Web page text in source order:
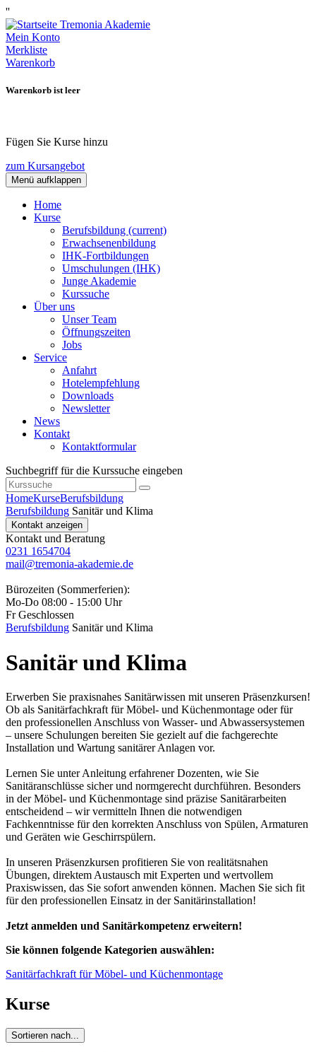
''
Mein Konto
Merkliste
Warenkorb
Warenkorb ist leer
Fügen Sie Kurse hinzu
zum Kursangebot
Menü aufklappen
Home
Kurse
Berufsbildung (current)
Erwachsenenbildung
IHK-Fortbildungen
Umschulungen (IHK)
Junge Akademie
Kurssuche
Über uns
Unser Team
Öffnungszeiten
Jobs
Service
Anfahrt
Hotelempfehlung
Downloads
Newsletter
News
Kontakt
Kontaktformular
Suchbegriff für die Kurssuche eingeben
HomeKurseBerufsbildung
Berufsbildung Sanitär und Klima
Kontakt anzeigen
Kontakt und Beratung
0231 1654704
mail@tremonia-akademie.de
Bürozeiten (Sommerferien):
Mo-Do 08:00 - 15:00 Uhr
Fr Geschlossen
Berufsbildung Sanitär und Klima
Sanitär und Klima
Erwerben Sie praxisnahes Sanitärwissen mit unseren Präsenzkursen!
Ob als Sanitärfachkraft für Möbel- und Küchenmontage oder für
den professionellen Anschluss von Wasser- und Abwassersystemen
– unsere Schulungen bereiten Sie gezielt auf die fachgerechte
Installation und Wartung sanitärer Anlagen vor.
Lernen Sie unter Anleitung erfahrener Dozenten, wie Sie
Sanitäranschlüsse sicher und normgerecht durchführen. Besonders
in der Möbel- und Küchenmontage sind präzise Sanitärarbeiten
entscheidend – wir vermitteln Ihnen die notwendigen
Fachkenntnisse für den korrekten Anschluss von Spülen, Armaturen
und Geräten wie Geschirrspülern.
In unseren Präsenzkursen profitieren Sie von realitätsnahen
Übungen, direktem Austausch mit Experten und wertvollem
Praxiswissen, das Sie sofort anwenden können. Machen Sie sich fit
für den professionellen Einsatz in der Sanitärinstallation!
Jetzt anmelden und Sanitärkompetenz erweitern!
Sie können folgende Kategorien auswählen:
Sanitärfachkraft für Möbel- und Küchenmontage
Kurse
Sortieren nach...